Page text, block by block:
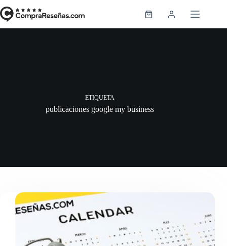
al
contenido
Carro
de
ETIQUETA
publicaciones google my business